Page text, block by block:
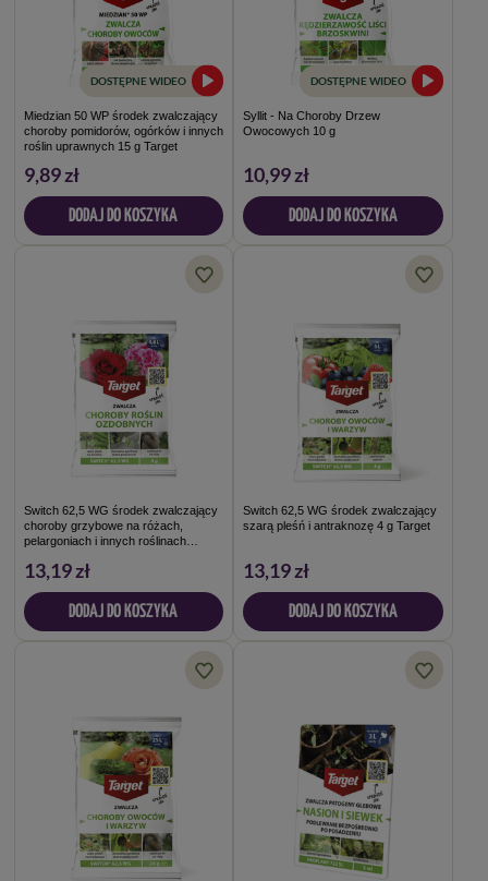
DOSTĘPNE WIDEO
Miedzian 50 WP środek zwalczający
choroby pomidorów, ogórków i innych
roślin uprawnych 15 g Target
9,89 zł
DODAJ DO KOSZYKA
DOSTĘPNE WIDEO
Syllit - Na Choroby Drzew
Owocowych 10 g
10,99 zł
DODAJ DO KOSZYKA
Switch 62,5 WG środek zwalczający
choroby grzybowe na różach,
pelargoniach i innych roślinach
13,19 zł
DODAJ DO KOSZYKA
Switch 62,5 WG środek zwalczający
szarą pleśń i antraknozę 4 g Target
13,19 zł
DODAJ DO KOSZYKA